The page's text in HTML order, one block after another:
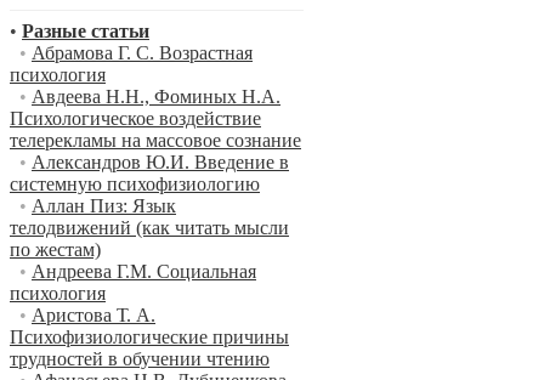
• Разные статьи
• Абрамова Г. С. Возрастная
психология
• Авдеева Н.Н., Фоминых Н.А.
Психологическое воздействие
телерекламы на массовое сознание
• Александров Ю.И. Введение в
системную психофизиологию
• Аллан Пиз: Язык
телодвижений (как читать мысли
по жестам)
• Андреева Г.М. Социальная
психология
• Аристова Т. А.
Психофизиологические причины
трудностей в обучении чтению